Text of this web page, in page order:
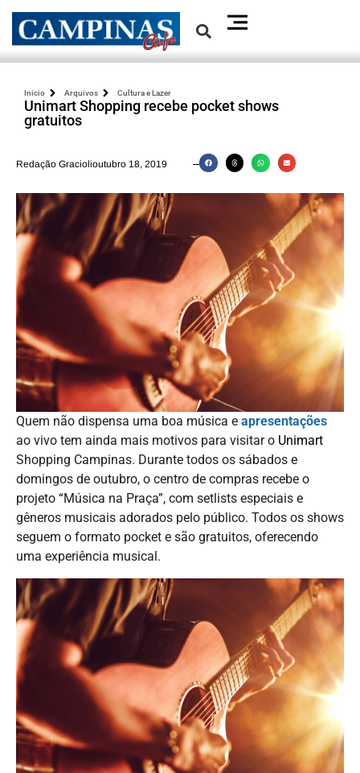
Inicio Arquivos Cultura e Lazer
Unimart Shopping recebe pocket shows
gratuitos
Redação Graciolioutubro 18, 2019
Quem não dispensa uma boa música e apresentações
ao vivo tem ainda mais motivos para visitar o Unimart
Shopping Campinas. Durante todos os sábados e
domingos de outubro, o centro de compras recebe o
projeto “Música na Praça”, com setlists especiais e
gêneros musicais adorados pelo público. Todos os shows
seguem o formato pocket e são gratuitos, oferecendo
uma experiência musical.